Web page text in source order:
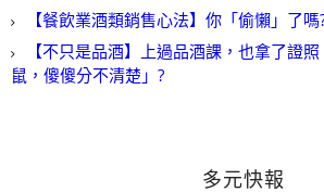
【餐飲業酒類銷售心法】你「偷懶」了嗎
【不只是品酒】上過品酒課，也拿了證
鼠，傻傻分不清楚」?
多元快報